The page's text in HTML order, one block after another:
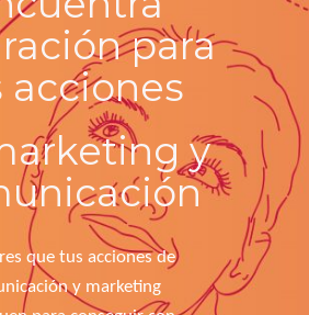
para
acciones
y
que tus acciones de
y marketing